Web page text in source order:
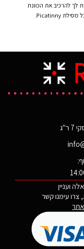
לך להרכיב את הכוונת
על כל מסילת Picatinny.
עמיד לכל משימה.
על המתאם כוונות
השלכה DeltaPoint Pro של
ועניין
צרו עימנו קשר